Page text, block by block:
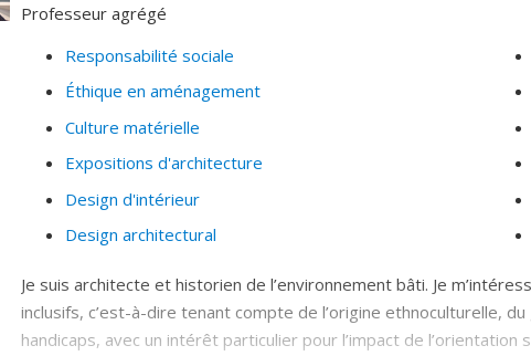
Professeur agrégé
Responsabilité sociale
Éthique en aménagement
Culture matérielle
Expositions d'architecture
Design d'intérieur
Design architectural
Je suis architecte et historien de l’environnement bâti. Je
inclusifs, c’est-à-dire tenant compte de l’origine ethnoculturelle,
handicaps, avec un intérêt particulier pour l’impact de